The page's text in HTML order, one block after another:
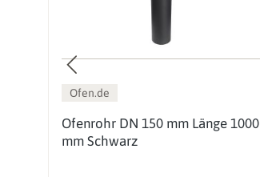
Ofen.de
Ofenrohr DN 150 mm Länge 1000
mm Schwarz